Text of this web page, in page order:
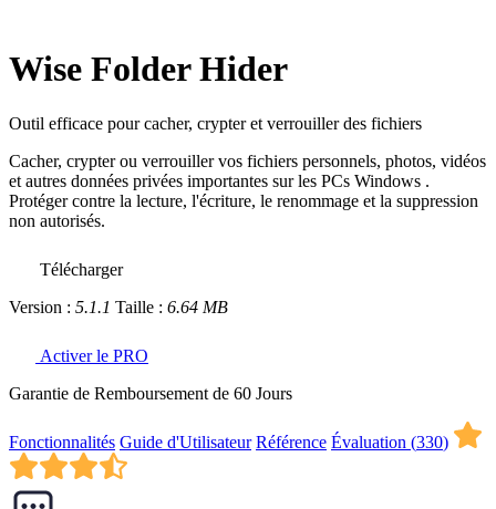
Wise Folder Hider
Outil efficace pour cacher, crypter et verrouiller des fichiers
Cacher, crypter ou verrouiller vos fichiers personnels, photos, vidéos
et autres données privées importantes sur les PCs Windows .
Protéger contre la lecture, l'écriture, le renommage et la suppression
non autorisés.
Télécharger
Version : 5.1.1 Taille : 6.64 MB
Activer le PRO
Garantie de Remboursement de 60 Jours
Fonctionnalités Guide d'Utilisateur Référence Évaluation (330)